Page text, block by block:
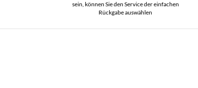
sein, können Sie den Service der einfachen
Rückgabe auswählen